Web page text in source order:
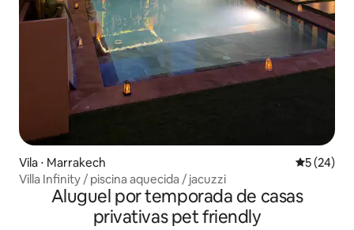
Vila ⋅ Marrakech 5 de uma
5 (24)
Villa Infinity / piscina aquecida / jacuzzi
Aluguel por temporada de casas
privativas pet friendly